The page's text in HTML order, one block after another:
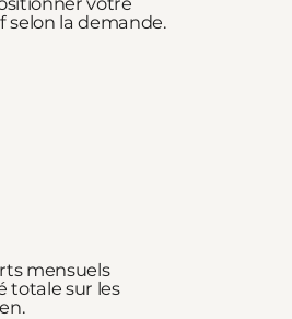
la demande.
mensuels
totale sur les